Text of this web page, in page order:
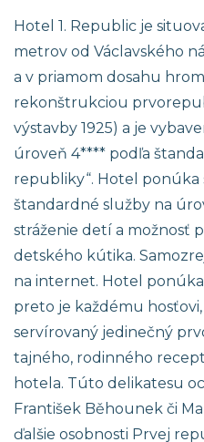
Hotel 1. Republic je
metrov od Václavského
a v priamom dosahu
rekonštrukciou
výstavby 1925) a je
úroveň 4**** podľa
republiky“. Hotel ponúka
štandardné služby na
stráženie detí a možnosť
detského kútika.
na internet. Hotel
preto je každému
servírovaný jedinečný
tajného, rodinného
hotela. Túto delikatesu
František Běhounek či
ďalšie osobnosti Prvej